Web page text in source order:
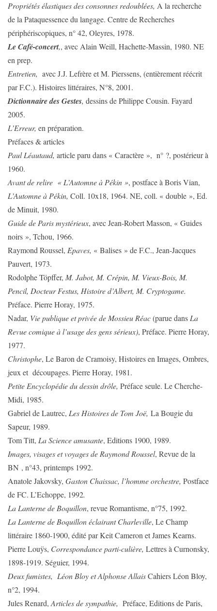
Propriétés élastiques des consonnes redoublées, A la recherche
de la Pataquessence du langage. Centre de Recherches
périphériscopiques, n° 42, Oleyres, 1978.
Le Café-concert,, avec Alain Weill, Hachette-Massin, 1980. NE
en prep.
Entretien, avec J.J. Lefrère et M. Pierssens, (entièrement réécrit
par F.C.). Histoires littéraires, N°8, 2001.
Dictionnaire des Gestes, dessins de Philippe Cousin. Fayard
2005.
L’Erreur, en préparation.
Préfaces & articles
Paul Léautaud, article paru dans « Caractère », n° ?, postérieur à
1960.
Avant de relire « L’Automne à Pékin », postface à Boris Vian,
L’Automne à Pékin, Coll. 10x18, 1964. NE, coll. « double », Ed.
de Minuit, 1980.
Guide de Paris mystérieux, avec Jean-Robert Masson, « Guides
noirs », Tchou, 1966.
Raymond Roussel, Epaves, « Balises » de F.C., Jean-Jacques
Pauvert, 1973.
Rodolphe Töpffer, M. Jabot, M. Crépin, M. Vieux-Bois, M.
Pencil, Docteur Festus, Histoire d’Albert, M. Cryptogame.
Préface. Pierre Horay, 1975.
Nadar, Vie publique et privée de Mossieu Réac(parue dans La
Revue comique à l’usage des gens sérieux), Préface. Pierre Horay,
1977.
Christophe, Le Baron de Cramoisy, Histoires en Images, Ombres,
jeux et découpages. Pierre Horay, 1981.
Petite Encyclopédie du dessin drôle, Préface seule. Le Cherche-
Midi, 1985.
Gabriel de Lautrec, Les Histoires de Tom Joë, La Bougie du
Sapeur, 1989.
Tom Titt, La Science amusante, Editions 1900, 1989.
Images, visages et voyages de Raymond Roussel, Revue de la
BN , n°43, printemps 1992.
Anatole Jakovsky, Gaston Chaissac, l’homme orchestre, Postface
de FC. L’Echoppe, 1992.
La Lanterne de Boquillon, revue Romantisme, n°75, 1992.
La Lanterne de Boquillon éclairant Charleville, Le Champ
littéraire 1860-1900, édité par Keit Cameron et James Kearns.
Pierre Louÿs, Correspondance parti-culière, Lettres à Curnonsky,
1898-1919. Séguier, 1994.
Deux fumistes, Léon Bloy et Alphonse AllaisCahiers Léon Bloy,
n°2, 1994.
Jules Renard, Articles de sympathie, Préface, Editions de Paris,